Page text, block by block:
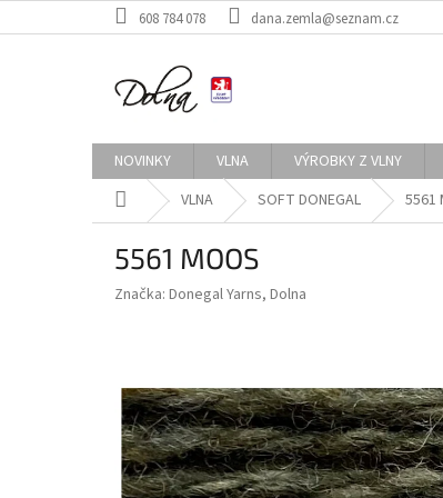
na
608 784 078 dana.zemla@seznam.cz
NOVINKY VLNA VÝROBKY Z VLNY
Domů VLNA SOFT DONEGAL 5561
5561 MOOS
Značka: Donegal Yarns, Dolna